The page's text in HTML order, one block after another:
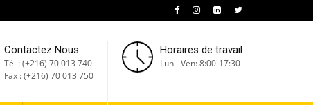
Contactez Nous
Tél : (+216) 70 013 740
Fax : (+216) 70 013 750
Horaires de travail
Lun - Ven: 8:00-17:30